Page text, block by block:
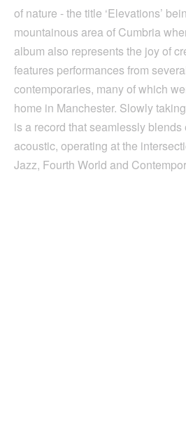
of nature - the title ‘Elevations’
mountainous area of Cumbria
album also represents the joy of
features performances from
contemporaries, many of which
home in Manchester. Slowly
is a record that seamlessly
acoustic, operating at the
Jazz, Fourth World and